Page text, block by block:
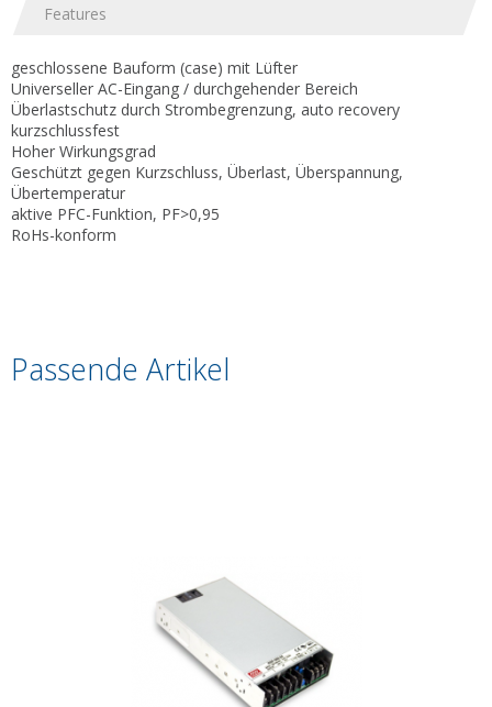
Features
geschlossene Bauform (case) mit Lüfter
Universeller AC-Eingang / durchgehender Bereich
Überlastschutz durch Strombegrenzung, auto recovery
kurzschlussfest
Hoher Wirkungsgrad
Geschützt gegen Kurzschluss, Überlast, Überspannung,
Übertemperatur
aktive PFC-Funktion, PF>0,95
RoHs-konform
Passende Artikel